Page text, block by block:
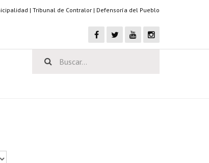
| Tribunal de Contralor | Defensoría del Pueblo
a mostrar